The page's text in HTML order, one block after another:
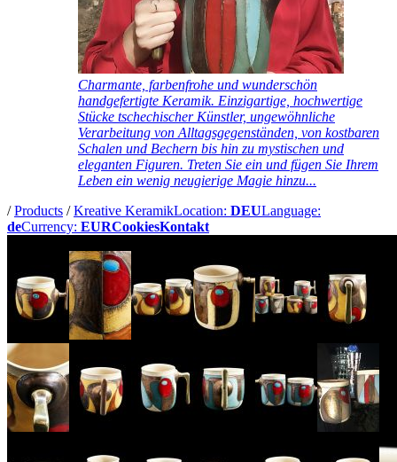
Charmante, farbenfrohe und wunderschön
handgefertigte Keramik. Einzigartige, hochwertige
Stücke tschechischer Künstler, ungewöhnliche
Verarbeitung von Alltagsgegenständen, von kostbaren
Schalen und Bechern bis hin zu mystischen und
eleganten Figuren. Treten Sie ein und fügen Sie Ihrem
Leben ein wenig neugierige Magie hinzu...
/Products /Kreative KeramikLocation: DEULanguage:
deCurrency: EURCookiesKontakt